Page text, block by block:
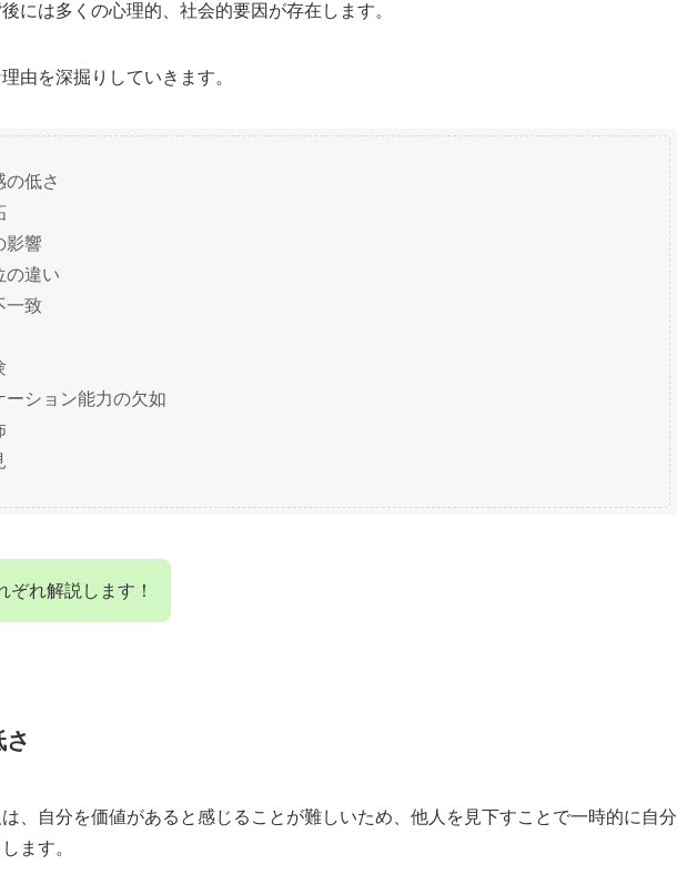
には多くの心理的、社会的要因が存在します。
由を深掘りしていきます。
の低さ
影響
の違い
一致
ーション能力の欠如
ぞれ解説します！
、自分を価値があると感じることが難しいため、他人を見下すことで一時的に自分
ます。